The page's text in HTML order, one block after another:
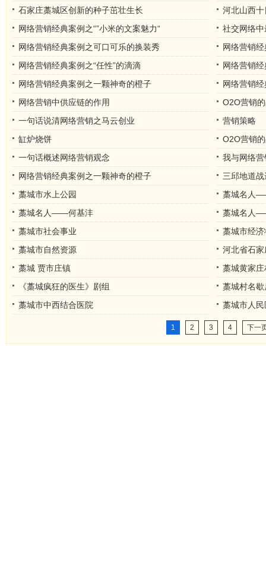
石家庄藁城区创新的种子茁壮生长
河北山西十
网络营销经典案例之“”小米的文案魅力“
社交网络
网络营销经典案例之可口可乐的换装秀
网络营销经
网络营销经典案例之“任性”的滴滴
网络营销
网络营销经典案例之一颗神奇的橙子
网络营销
网络营销中供应链的作用
O2O营销
一句话说清网络营销之马云创业
营销策略
缸炉烧饼
O2O营销
一句话概述网络营销观念
我与网络
网络营销经典案例之一颗神奇的橙子
三邱地道
藁城市水上公园
藁城名人
藁城名人——何基沣
藁城名人
藁城市社会事业
藁城市经济
藁城市自然资源
河北省石
藁城 贾市庄镇
藁城黄家
《藁城疯狂的医生》剧组
藁城村名歇
藁城市中西结合医院
藁城市人民
1 2 3 4 下一